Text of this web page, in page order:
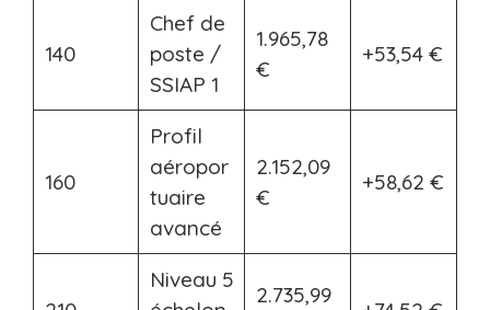
140
Chef de
poste /
SSIAP 1
1.965,78
€
+53,54 €
160
Profil
aéropor
tuaire
avancé
2.152,09
€
+58,62 €
Niveau 5
2.735,99